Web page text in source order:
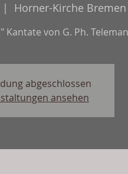
|
Horner-Kirche Bremen
Kantate von G. Ph.
abgeschlossen
ansehen